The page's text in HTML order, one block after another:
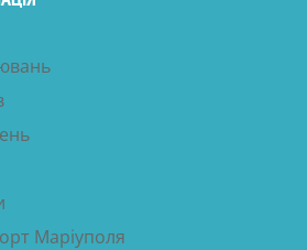
Маріуполя